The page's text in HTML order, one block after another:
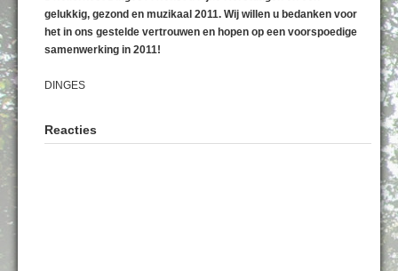
gelukkig, gezond en muzikaal 2011. Wij willen u bedanken voor
het in ons gestelde vertrouwen en hopen op een voorspoedige
samenwerking in 2011!
DINGES
Reacties